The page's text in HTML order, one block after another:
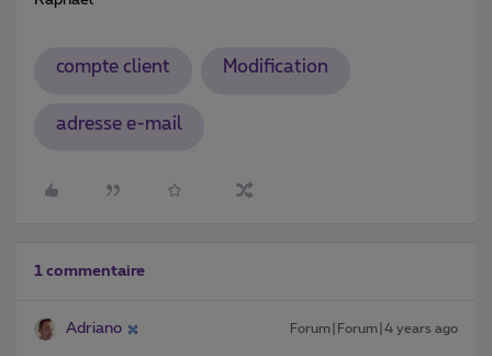
compte client Modification
adresse e-mail
1 commentaire
Adriano Forum|Forum|4 years ago